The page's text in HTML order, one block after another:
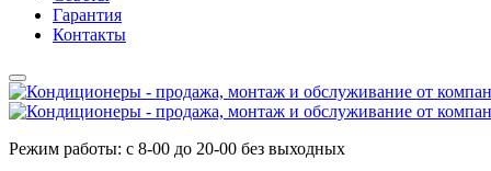
Гарантия
Контакты
Режим работы: с 8-00 до 20-00 без выходных